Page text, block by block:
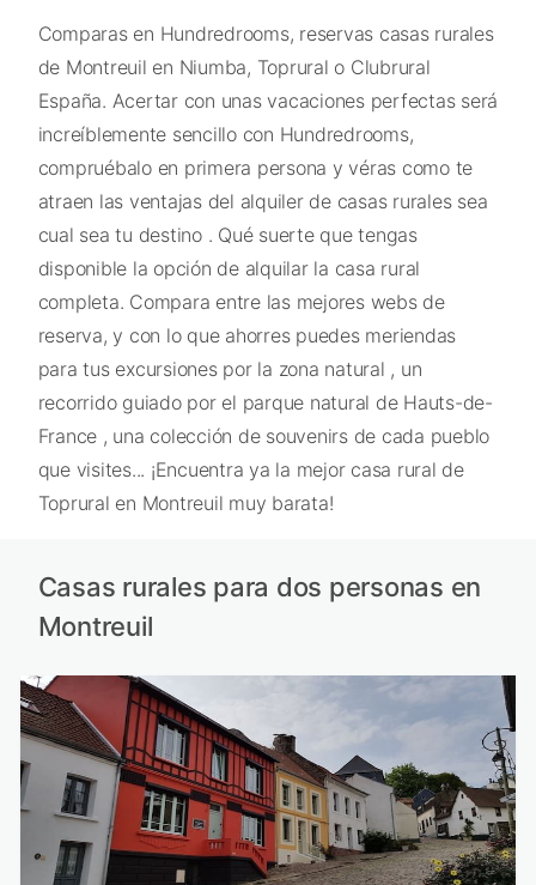
Comparas en Hundredrooms, reservas casas rurales
de Montreuil en Niumba, Toprural o Clubrural
España. Acertar con unas vacaciones perfectas será
increíblemente sencillo con Hundredrooms,
compruébalo en primera persona y véras como te
atraen las ventajas del alquiler de casas rurales sea
cual sea tu destino . Qué suerte que tengas
disponible la opción de alquilar la casa rural
completa. Compara entre las mejores webs de
reserva, y con lo que ahorres puedes meriendas
para tus excursiones por la zona natural , un
recorrido guiado por el parque natural de Hauts-de-
France , una colección de souvenirs de cada pueblo
que visites... ¡Encuentra ya la mejor casa rural de
Toprural en Montreuil muy barata!
Casas rurales para dos personas en
Montreuil